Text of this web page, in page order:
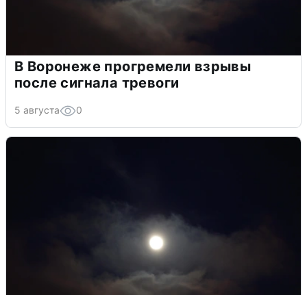
В Воронеже прогремели взрывы
после сигнала тревоги
5 августа 0